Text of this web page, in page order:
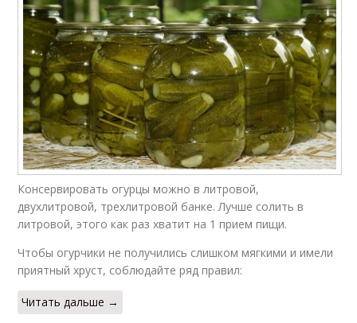
Консервировать огурцы можно в литровой,
двухлитровой, трехлитровой банке. Лучше солить в
литровой, этого как раз хватит на 1 прием пищи.
Чтобы огурчики не получились слишком мягкими и имели
приятный хруст, соблюдайте ряд правил:
Читать дальше →